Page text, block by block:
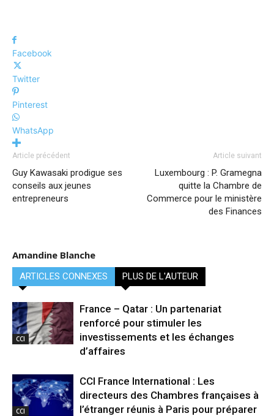
Facebook
Twitter
Pinterest
WhatsApp
Article précédent
Guy Kawasaki prodigue ses
conseils aux jeunes
entrepreneurs
Article suivant
Luxembourg : P. Gramegna
quitte la Chambre de
Commerce pour le ministère
des Finances
Amandine Blanche
ARTICLES CONNEXES PLUS DE L'AUTEUR
CCI
France – Qatar : Un partenariat
renforcé pour stimuler les
investissements et les échanges
d’affaires
CCI
CCI France International : Les
directeurs des Chambres françaises à
l’étranger réunis à Paris pour préparer